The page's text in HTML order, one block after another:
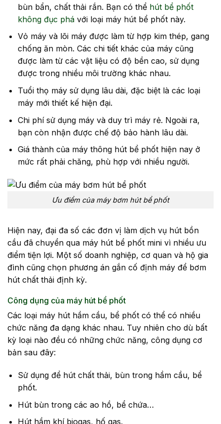
bùn bẩn, chất thải rắn. Bạn có thể hút bể phốt
không đục phávới loại máy hút bể phốt này.
Vỏ máy và lõi máy được làm từ hợp kim thép, gang
chống ăn mòn. Các chi tiết khác của máy cũng
được làm từ các vật liệu có độ bền cao, sử dụng
được trong nhiều môi trường khác nhau.
Tuổi thọ máy sử dụng lâu dài, đặc biệt là các loại
máy mới thiết kế hiện đại.
Chi phí sử dụng máy và duy trì máy rẻ. Ngoài ra,
bạn còn nhận được chế độ bảo hành lâu dài.
Giá thành của máy thông hút bể phốt hiện nay ở
mức rất phải chăng, phù hợp với nhiều người.
Ưu điểm của máy bơm hút bể phốt
Hiện nay, đại đa số các đơn vị làm dịch vụ hút bồn
cầu đã chuyển qua máy hút bể phốt mini vì nhiều ưu
điểm tiện lợi. Một số doanh nghiệp, cơ quan và hộ gia
đình cũng chọn phương án gắn cố định máy để bơm
hút chất thải định kỳ.
Công dụng của máy hút bể phốt
Các loại máy hút hầm cầu, bể phốt có thể có nhiều
chức năng đa dạng khác nhau. Tuy nhiên cho dù bất
kỳ loại nào đều có những chức năng, công dụng cơ
bản sau đây:
Sử dụng để hút chất thải, bùn trong hầm cầu, bể
phốt.
Hút bùn trong các ao hồ, bể chứa…
Hút hầm khí biogas, hố gas.